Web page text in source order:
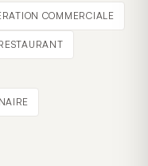
COMMERCIALE